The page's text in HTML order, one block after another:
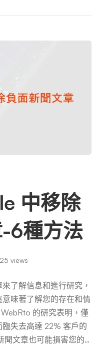
被遺忘權：一個有用的
（主要是歐盟），被
人請求從線上資料庫中
限的，並且根據您想要
。 SEO 技術：埋葬負
是在 Google 上排名更
地使用搜尋引擎優化技
。透過創造和推廣正面
謗性的。在這種情況
的指導下使用。 與內
接的方法是最好的方
或網站管理員，要求刪
謹慎、外交的方式。這
公共關係策略：對抗
舉措，在適當的情況下
進行公開溝通，可以幫
應對風暴 當公關危機來
機溝通計畫可以讓您在
出反應。 內容刪除服
中移除
6種方法
views
了解信息和進行研究，
味著了解您的存在和情
的研究表明，僅
失去高達 22% 客戶的
聞文章也可能損害您的